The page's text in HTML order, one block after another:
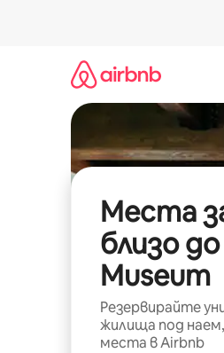
Места
близо
Museum
Резервирайте
жилища под
места в Airbnb